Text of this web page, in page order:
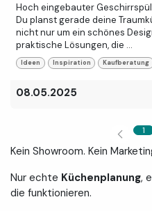
Hoch eingebauter
Du planst gerade deine
nicht nur um ein schönes
praktische Lösungen, die ...
Ideen Inspiration Kaufberatung
08.05.2025
1
Kein Showroom. Kein
Nur echte Küchenplanung,
die funktionieren.